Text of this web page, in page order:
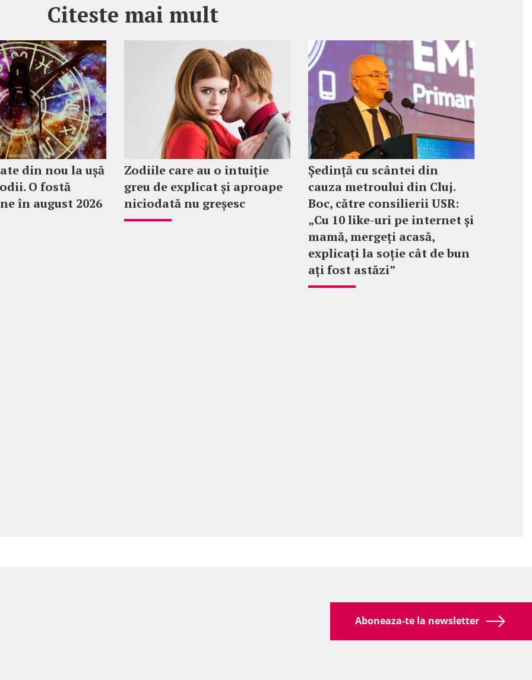
Citeste mai mult
din nou la ușă
O fostă
în august 2026
Zodiile care au o intuiție
greu de explicat și aproape
niciodată nu greșesc
Ședință cu scântei din
cauza metroului din Cluj.
Boc, către consilierii USR:
„Cu 10 like-uri pe internet și
mamă, mergeți acasă,
explicați la soție cât de bun
ați fost astăzi”
Aboneaza-te la newsletter